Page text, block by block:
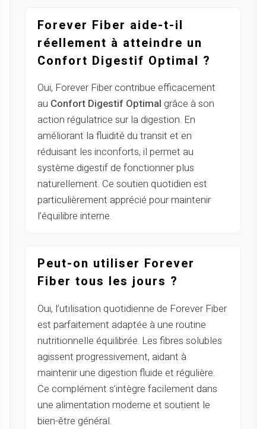
Forever Fiber aide-t-il
réellement à atteindre un
Confort Digestif Optimal ?
Oui, Forever Fiber contribue efficacement
au Confort Digestif Optimal grâce à son
action régulatrice sur la digestion. En
améliorant la fluidité du transit et en
réduisant les inconforts, il permet au
système digestif de fonctionner plus
naturellement. Ce soutien quotidien est
particulièrement apprécié pour maintenir
l’équilibre interne.
Peut-on utiliser Forever
Fiber tous les jours ?
Oui, l’utilisation quotidienne de Forever Fiber
est parfaitement adaptée à une routine
nutritionnelle équilibrée. Les fibres solubles
agissent progressivement, aidant à
maintenir une digestion fluide et régulière.
Ce complément s’intègre facilement dans
une alimentation moderne et soutient le
bien-être général.